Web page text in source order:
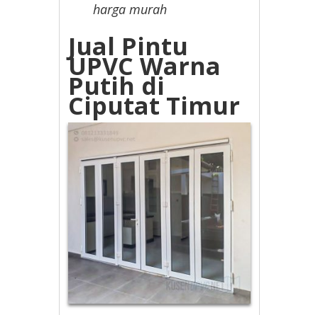
harga murah
Jual Pintu
UPVC Warna
Putih di
Ciputat Timur